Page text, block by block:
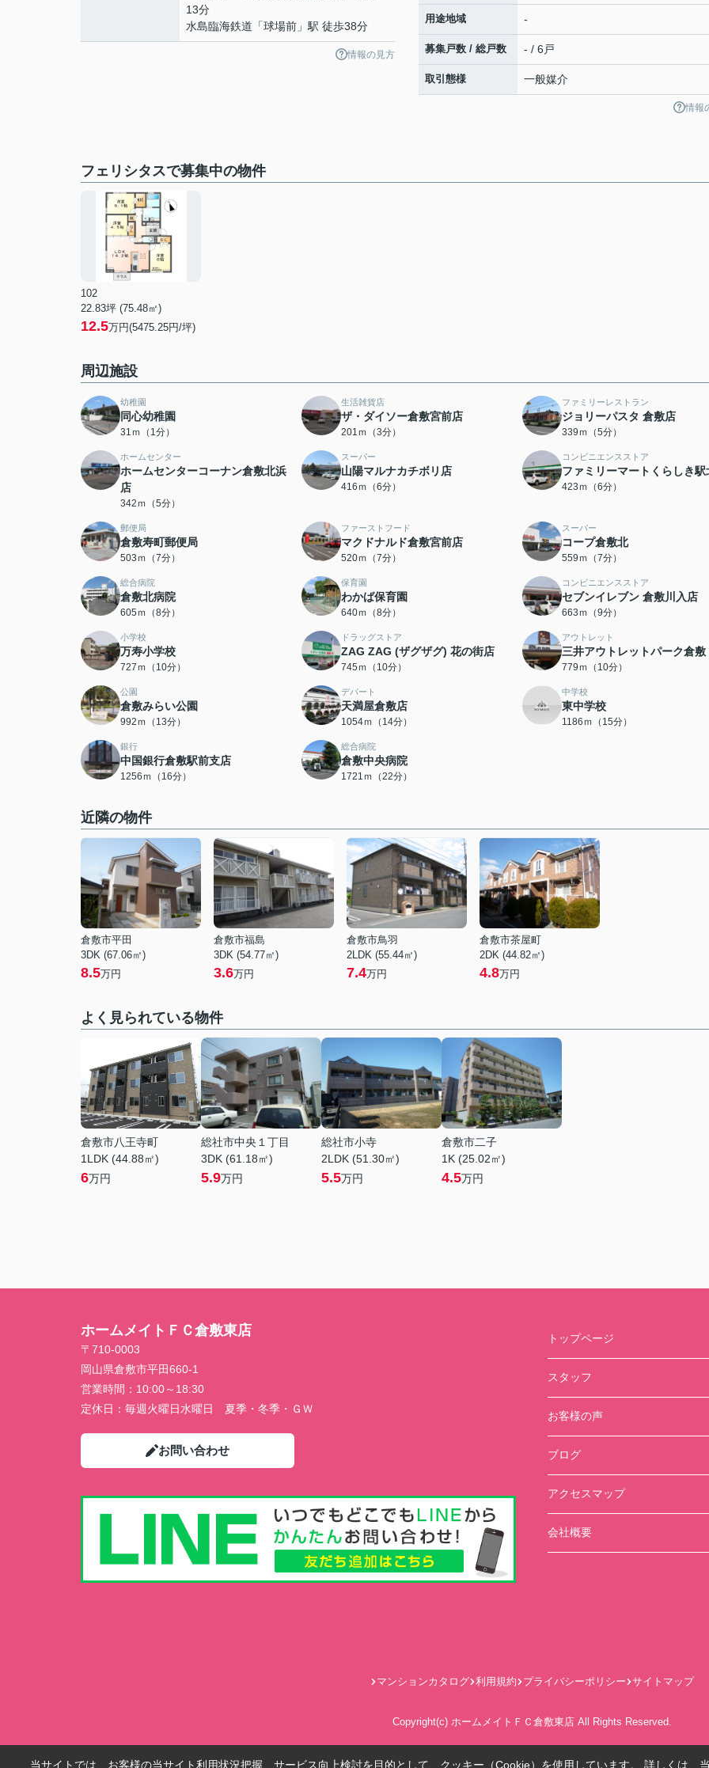
13分
水島臨海鉄道 「球場前 」駅 徒歩38分
情報の見方
用途地域 -
募集戸数 / 総戸数 - / 6戸
取引態様 一般媒介
情報
フェリシタスで募集中の物件
102
22.83坪 (75.48㎡)
12.5万円(5475.25円/坪)
周辺施設
幼稚園
同心幼稚園
31ｍ（1分）
生活雑貨店
ザ・ダイソー倉敷宮前店
201ｍ（3分）
ファミリーレストラン
ジョリーパスタ 倉敷店
339ｍ（5分）
ホームセンター
ホームセンターコーナン倉敷北浜
店
342ｍ（5分）
スーパー
山陽マルナカチボリ店
416ｍ（6分）
コンビニエンスストア
ファミリーマートくらしき駅
423ｍ（6分）
郵便局
倉敷寿町郵便局
503ｍ（7分）
ファーストフード
マクドナルド倉敷宮前店
520ｍ（7分）
スーパー
コープ倉敷北
559ｍ（7分）
総合病院
倉敷北病院
605ｍ（8分）
保育園
わかば保育園
640ｍ（8分）
コンビニエンスストア
セブンイレブン 倉敷川入店
663ｍ（9分）
小学校
万寿小学校
727ｍ（10分）
ドラッグストア
ZAG ZAG (ザグザグ) 花の街店
745ｍ（10分）
アウトレット
三井アウトレットパーク倉敷
779ｍ（10分）
公園
倉敷みらい公園
992ｍ（13分）
デパート
天満屋倉敷店
1054ｍ（14分）
中学校
東中学校
1186ｍ（15分）
銀行
中国銀行倉敷駅前支店
1256ｍ（16分）
総合病院
倉敷中央病院
1721ｍ（22分）
近隣の物件
倉敷市平田
3DK (67.06㎡)
8.5万円
倉敷市福島
3DK (54.77㎡)
3.6万円
倉敷市鳥羽
2LDK (55.44㎡)
7.4万円
倉敷市茶屋町
2DK (44.82㎡)
4.8万円
よく見られている物件
倉敷市八王寺町
1LDK (44.88㎡)
6万円
総社市中央１丁目
3DK (61.18㎡)
5.9万円
総社市小寺
2LDK (51.30㎡)
5.5万円
倉敷市二子
1K (25.02㎡)
4.5万円
ホームメイトＦＣ倉敷東店
〒710-0003
岡山県倉敷市平田660-1
営業時間： 10:00～18:30
定休日： 毎週火曜日水曜日 夏季・冬季・ＧＷ
お問い合わせ
トップページ
スタッフ
お客様の声
ブログ
アクセスマップ
会社概要
マンションカタログ 利用規約 プライバシーポリシー サイトマップ
Copyright(c) ホームメイトＦＣ倉敷東店 All Rights Reserved.
当サイトでは、お客様の当サイト利用状況把握、サービス向上検討を目的として、クッキー（Cookie）を使用しています。 詳しくは、